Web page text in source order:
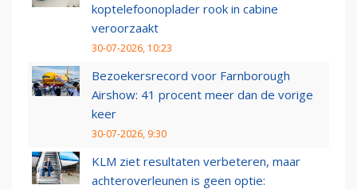
koptelefoonoplader rook in cabine
veroorzaakt
30-07-2026, 10:23
Bezoekersrecord voor Farnborough
Airshow: 41 procent meer dan de vorige
keer
30-07-2026, 9:30
KLM ziet resultaten verbeteren, maar
achteroverleunen is geen optie: